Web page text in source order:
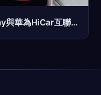
22款豐田榮放原車屏升級，無線CarPlay與華為HiCar互聯(lián)方案詳解